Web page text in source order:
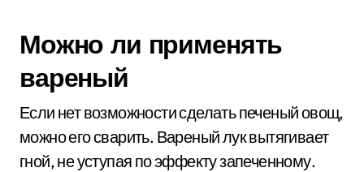
Можно ли применять
вареный
Если нет возможности сделать печеный овощ,
можно его сварить. Вареный лук вытягивает
гной, не уступая по эффекту запеченному.